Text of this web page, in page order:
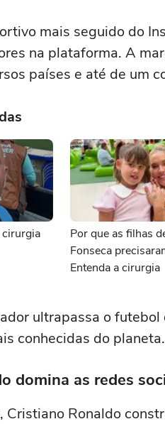
mais seguido do
na plataforma. A
países e até de um
cirurgia
Por que as filhas
Fonseca
Entenda a cirurgia
ultrapassa o futebol
conhecidas do planeta.
domina as redes
Cristiano Ronaldo